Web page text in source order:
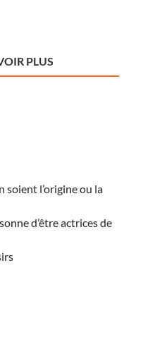
PLUS
soient l’origine ou la
d’être actrices de